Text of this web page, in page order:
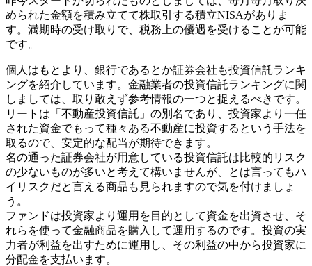
められた金額を積み立てて株取引する積立NISAがありま
す。満期時の受け取りで、税務上の優遇を受けることが可能
です。
個人はもとより、銀行であるとか証券会社も投資信託ランキ
ングを紹介しています。金融業者の投資信託ランキングに関
しましては、取り敢えず参考情報の一つと捉えるべきです。
リートは「不動産投資信託」の別名であり、投資家より一任
された資金でもって種々ある不動産に投資するという手法を
取るので、安定的な配当が期待できます。
名の通った証券会社が用意している投資信託は比較的リスク
の少ないものが多いと考えて構いませんが、とは言ってもハ
イリスクだと言える商品も見られますので気を付けましょ
う。
ファンドは投資家より運用を目的として資金を出資させ、そ
れらを使って金融商品を購入して運用するのです。投資の実
力者が利益を出すために運用し、その利益の中から投資家に
分配金を支払います。